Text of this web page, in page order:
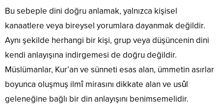
Bu sebeple dini doğru anlamak, yalnızca kişisel
kanaatlere veya bireysel yorumlara dayanmak değildir.
Aynı şekilde herhangi bir kişi, grup veya düşüncenin dini
kendi anlayışına indirgemesi de doğru değildir.
Müslümanlar, Kur’an ve sünneti esas alan, ümmetin asırlar
boyunca oluşmuş ilmî mirasını dikkate alan ve usûl
geleneğine bağlı bir din anlayışını benimsemelidir.